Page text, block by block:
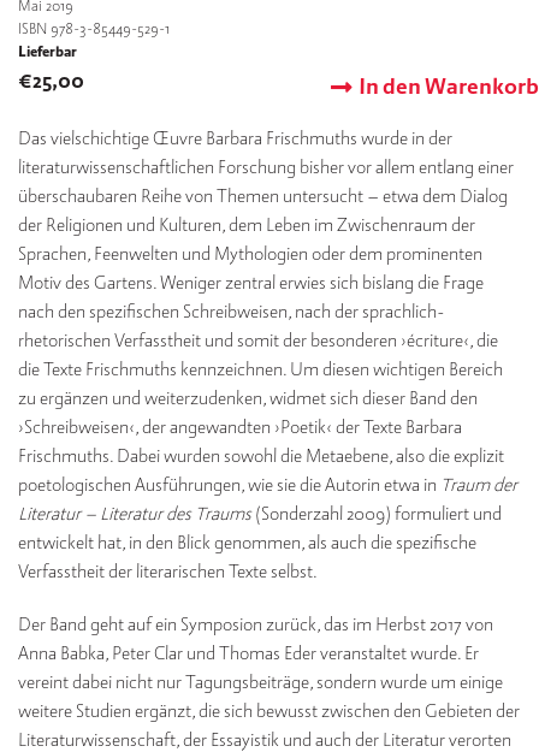
Mai 2019
ISBN 978-3-85449-529-1
Lieferbar
€25,00 In den Warenkorb
Das vielschichtige Œuvre Barbara Frischmuths wurde in der
literaturwissenschaftlichen Forschung bisher vor allem entlang einer
überschaubaren Reihe von Themen untersucht – etwa dem Dialog
der Religionen und Kulturen, dem Leben im Zwischenraum der
Sprachen, Feenwelten und Mythologien oder dem prominenten
Motiv des Gartens. Weniger zentral erwies sich bislang die Frage
nach den spezifischen Schreibweisen, nach der sprachlich-
rhetorischen Verfasstheit und somit der besonderen ›écriture‹, die
die Texte Frischmuths kennzeichnen. Um diesen wichtigen Bereich
zu ergänzen und weiterzudenken, widmet sich dieser Band den
›Schreibweisen‹, der angewandten ›Poetik‹ der Texte Barbara
Frischmuths. Dabei wurden sowohl die Metaebene, also die explizit
poetologischen Ausführungen, wie sie die Autorin etwa in Traum der
Literatur – Literatur des Traums(Sonderzahl 2009) formuliert und
entwickelt hat, in den Blick genommen, als auch die spezifische
Verfasstheit der literarischen Texte selbst.
Der Band geht auf ein Symposion zurück, das im Herbst 2017 von
Anna Babka, Peter Clar und Thomas Eder veranstaltet wurde. Er
vereint dabei nicht nur Tagungsbeiträge, sondern wurde um einige
weitere Studien ergänzt, die sich bewusst zwischen den Gebieten der
Literaturwissenschaft, der Essayistik und auch der Literatur verorten